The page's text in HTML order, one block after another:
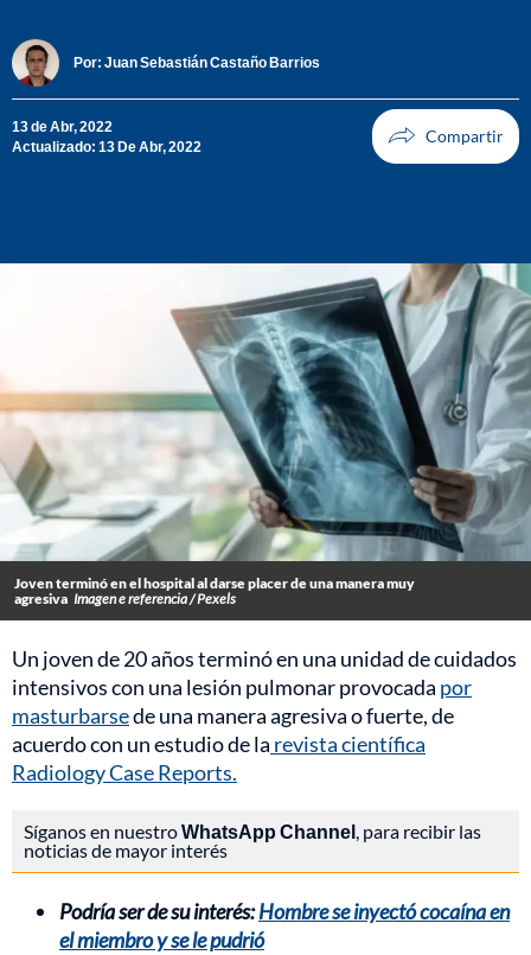
Por: Juan Sebastián Castaño Barrios
13 de Abr, 2022
Actualizado: 13 De Abr, 2022
Joven terminó en el hospital al darse placer de una manera muy
agresiva Imagen e referencia / Pexels
Un joven de 20 años terminó en una unidad de cuidados
intensivos con una lesión pulmonar provocada por
masturbarsede una manera agresiva o fuerte, de
acuerdo con un estudio de la revista científica
Radiology Case Reports.
Síganos en nuestroWhatsApp Channel, para recibir las
noticias de mayor interés
Podría ser de su interés:Hombre se inyectó cocaína en
el miembro y se le pudrió